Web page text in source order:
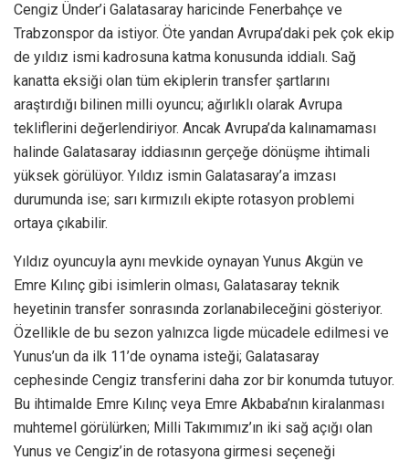
Cengiz Ünder’i Galatasaray haricinde Fenerbahçe ve
Trabzonspor da istiyor. Öte yandan Avrupa’daki pek çok ekip
de yıldız ismi kadrosuna katma konusunda iddialı. Sağ
kanatta eksiği olan tüm ekiplerin transfer şartlarını
araştırdığı bilinen milli oyuncu; ağırlıklı olarak Avrupa
tekliflerini değerlendiriyor. Ancak Avrupa’da kalınamaması
halinde Galatasaray iddiasının gerçeğe dönüşme ihtimali
yüksek görülüyor. Yıldız ismin Galatasaray’a imzası
durumunda ise; sarı kırmızılı ekipte rotasyon problemi
ortaya çıkabilir.
Yıldız oyuncuyla aynı mevkide oynayan Yunus Akgün ve
Emre Kılınç gibi isimlerin olması, Galatasaray teknik
heyetinin transfer sonrasında zorlanabileceğini gösteriyor.
Özellikle de bu sezon yalnızca ligde mücadele edilmesi ve
Yunus’un da ilk 11’de oynama isteği; Galatasaray
cephesinde Cengiz transferini daha zor bir konumda tutuyor.
Bu ihtimalde Emre Kılınç veya Emre Akbaba’nın kiralanması
muhtemel görülürken; Milli Takımımız’ın iki sağ açığı olan
Yunus ve Cengiz’in de rotasyona girmesi seçeneği